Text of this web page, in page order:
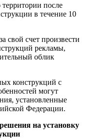
территории после
в течение 10
свой счет произвести
рекламы,
облик
конструкций с
могут
установленные
Федерации.
на установку